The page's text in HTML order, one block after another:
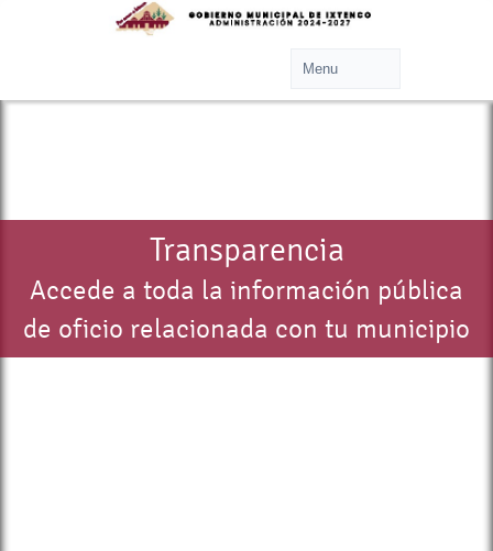
Transparencia
Accede a toda la información pública
de oficio relacionada con tu municipio